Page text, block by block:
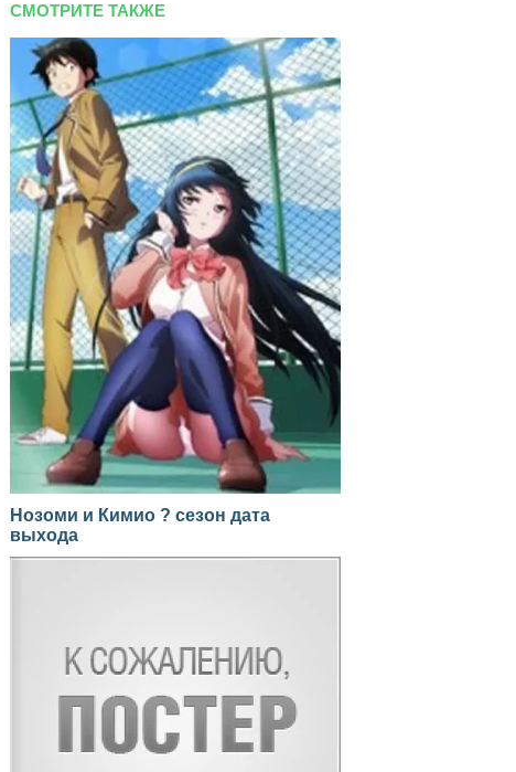
СМОТРИТЕ ТАКЖЕ
Нозоми и Кимио ? сезон дата
выхода